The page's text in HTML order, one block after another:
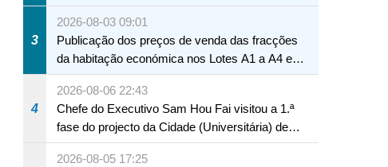
Macau
3
2026-08-03 09:01
Publicação dos preços de venda das fracções
da habitação económica nos Lotes A1 a A4 e
A12 da Zona A dos Novos Aterros
4
2026-08-06 22:43
Chefe do Executivo Sam Hou Fai visitou a 1.ª
fase do projecto da Cidade (Universitária) de
Educação Internacional de Macau e Hengqin
2026-08-05 17:25